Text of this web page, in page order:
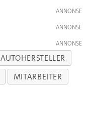
AUTOHERSTELLER
MITARBEITER